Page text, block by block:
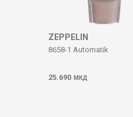
ZEPPELIN
8658-1 Automatik
25.690 МКД